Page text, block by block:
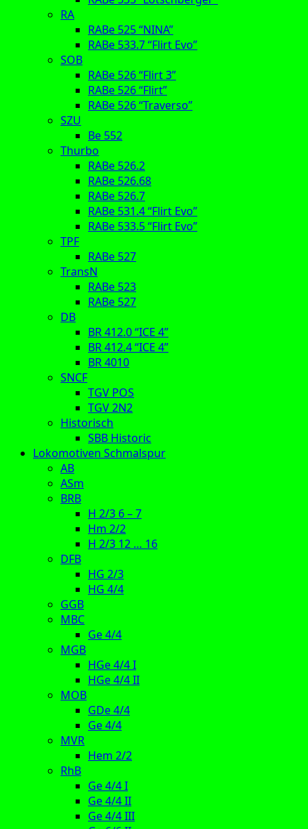
RA
RABe 525 “NINA”
RABe 533.7 “Flirt Evo”
SOB
RABe 526 “Flirt 3”
RABe 526 “Flirt”
RABe 526 “Traverso”
SZU
Be 552
Thurbo
RABe 526.2
RABe 526.68
RABe 526.7
RABe 531.4 “Flirt Evo”
RABe 533.5 “Flirt Evo”
TPF
RABe 527
TransN
RABe 523
RABe 527
DB
BR 412.0 “ICE 4”
BR 412.4 “ICE 4”
BR 4010
SNCF
TGV POS
TGV 2N2
Historisch
SBB Historic
Lokomotiven Schmalspur
AB
ASm
BRB
H 2/3 6 – 7
Hm 2/2
H 2/3 12 … 16
DFB
HG 2/3
HG 4/4
GGB
MBC
Ge 4/4
MGB
HGe 4/4 I
HGe 4/4 II
MOB
GDe 4/4
Ge 4/4
MVR
Hem 2/2
RhB
Ge 4/4 I
Ge 4/4 II
Ge 4/4 III